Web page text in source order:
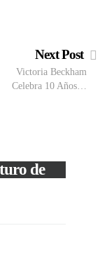
Next Post
Victoria Beckham
Celebra 10 Años…
de